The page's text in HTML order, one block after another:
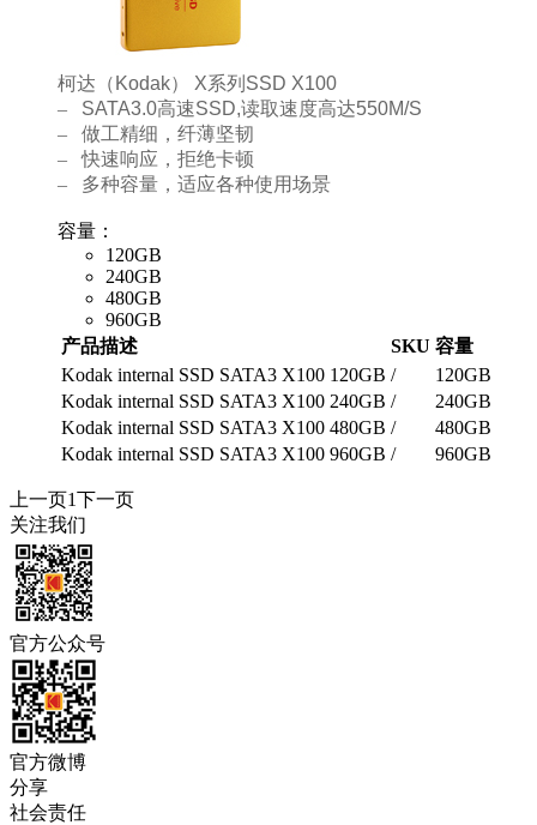
柯达（ Kodak） X系列 SSD X100
– SATA3.0高速SSD,读取速度高达550M/S
–
做工精细，纤薄坚韧
–
快速响应，拒绝卡顿
–
多种容量，适应各种使用场景
容量：
120GB
240GB
480GB
960GB
产品描述
SKU 容量
Kodak internal SSD SATA3 X100 120GB /
120GB
Kodak internal SSD SATA3 X100 240GB /
240GB
Kodak internal SSD SATA3 X100 480GB /
480GB
Kodak internal SSD SATA3 X100 960GB / 960GB
上一页1下一页
关注我们
官方公众号
官方微博
分享
社会责任